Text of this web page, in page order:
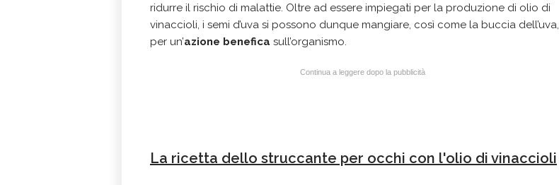
ridurre il rischio di malattie. Oltre ad essere impiegati per la produzione di olio di
vinaccioli, i semi d’uva si possono dunque mangiare, così come la buccia dell’uva,
per un’azione benefica sull’organismo.
Continua a leggere dopo la pubblicità
La ricetta dello struccante per occhi con l'olio di vinaccioli